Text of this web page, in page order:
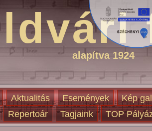
alapítva 1924
Aktualitás Események
Kép
Repertoár Tagjaink TOP